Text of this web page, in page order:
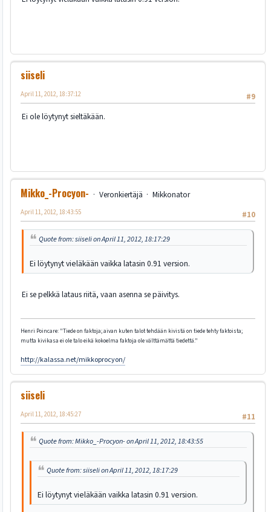
siiseli
#9
April 11, 2012, 18:37:12
Ei ole löytynyt sieltäkään.
Mikko_-Procyon- Veronkiertäjä
Mikkonator
#10
April 11, 2012, 18:43:55
Quote from: siiseli on April 11, 2012, 18:17:29
Ei löytynyt vieläkään vaikka latasin 0.91 version.
Ei se pelkkä lataus riitä, vaan asenna se päivitys.
Henri Poincare: "Tiede on faktoja; aivan kuten talot tehdään kivistä on tiede tehty faktoista;
mutta kivikasa ei ole talo eikä kokoelma faktoja ole välttämättä tiedettä."
http://kalassa.net/mikkoprocyon/
siiseli
#11
April 11, 2012, 18:45:27
Quote from: Mikko_-Procyon- on April 11, 2012, 18:43:55
Quote from: siiseli on April 11, 2012, 18:17:29
Ei löytynyt vieläkään vaikka latasin 0.91 version.